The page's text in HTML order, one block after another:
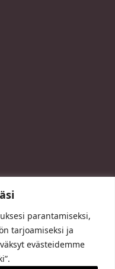
parantamiseksi,
tarjoamiseksi ja
evästeidemme